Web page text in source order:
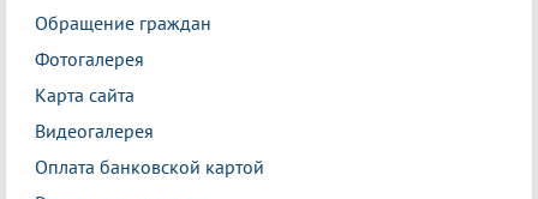
Обращение граждан
Фотогалерея
Карта сайта
Видеогалерея
Оплата банковской картой